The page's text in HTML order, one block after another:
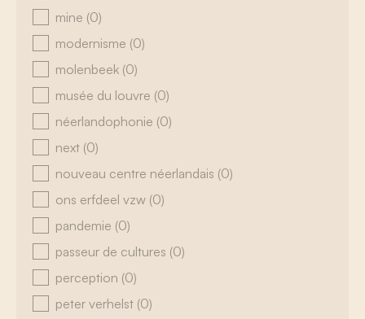
mine (0)
modernisme (0)
molenbeek (0)
musée du louvre (0)
néerlandophonie (0)
next (0)
nouveau centre néerlandais (0)
ons erfdeel vzw (0)
pandemie (0)
passeur de cultures (0)
perception (0)
peter verhelst (0)